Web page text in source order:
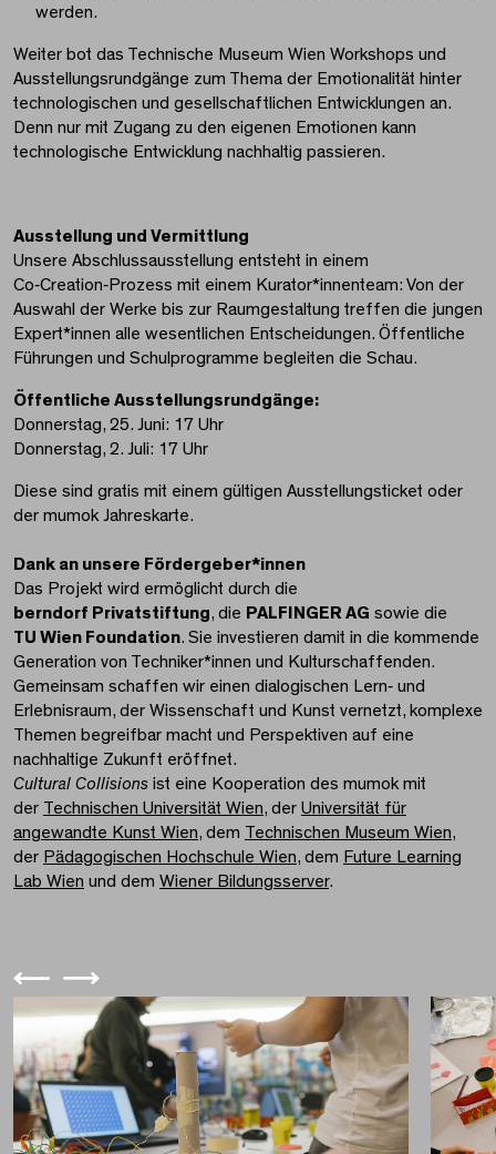
werden.
Weiter bot das Technische Museum Wien Workshops und
Ausstellungsrundgänge zum Thema der Emotionalität hinter
technologischen und gesellschaftlichen Entwicklungen an.
Denn nur mit Zugang zu den eigenen Emotionen kann
technologische Entwicklung nachhaltig passieren.
Ausstellung und Vermittlung
Unsere Abschlussausstellung entsteht in einem
Co‑Creation‑Prozess mit einem Kurator*innenteam: Von der
Auswahl der Werke bis zur Raumgestaltung treffen die jungen
Expert*innen alle wesentlichen Entscheidungen. Öffentliche
Führungen und Schulprogramme begleiten die Schau.
Öffentliche Ausstellungsrundgänge:
Donnerstag, 25. Juni: 17 Uhr
Donnerstag, 2. Juli: 17 Uhr
Diese sind gratis mit einem gültigen Ausstellungsticket oder
der mumok Jahreskarte.
Dank an unsere Fördergeber*innen
Das Projekt wird ermöglicht durch die
berndorf Privatstiftung, die PALFINGER AG sowie die
TU Wien Foundation. Sie investieren damit in die kommende
Generation von Techniker*innen und Kulturschaffenden.
Gemeinsam schaffen wir einen dialogischen Lern‑ und
Erlebnisraum, der Wissenschaft und Kunst vernetzt, komplexe
Themen begreifbar macht und Perspektiven auf eine
nachhaltige Zukunft eröffnet.
Cultural Collisions ist eine Kooperation des mumok mit
der Technischen Universität Wien, der Universität für
angewandte Kunst Wien, dem Technischen Museum Wien,
der Pädagogischen Hochschule Wien, dem Future Learning
Lab Wien und dem Wiener Bildungsserver.